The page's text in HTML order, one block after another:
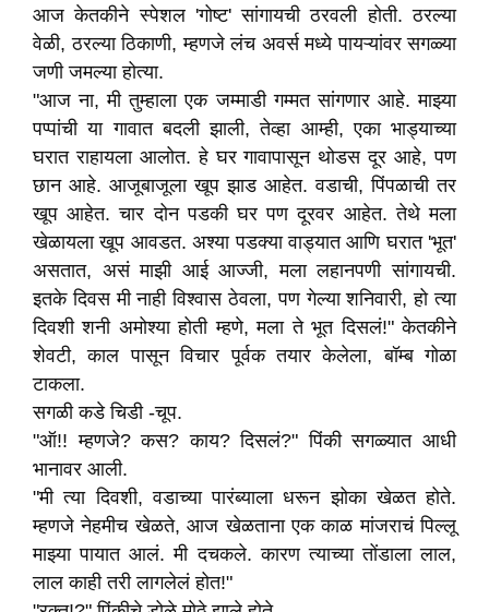
आज केतकीने स्पेशल 'गोष्ट' सांगायची ठरवली होती. ठरल्या
वेळी, ठरल्या ठिकाणी, म्हणजे लंच अवर्स मध्ये पायऱ्यांवर सगळ्या
जणी जमल्या होत्या.
"आज ना, मी तुम्हाला एक जम्माडी गम्मत सांगणार आहे. माझ्या
पप्पांची या गावात बदली झाली, तेव्हा आम्ही, एका भाड्याच्या
घरात राहायला आलोत. हे घर गावापासून थोडस दूर आहे, पण
छान आहे. आजूबाजूला खूप झाड आहेत. वडाची, पिंपळाची तर
खूप आहेत. चार दोन पडकी घर पण दूरवर आहेत. तेथे मला
खेळायला खूप आवडत. अश्या पडक्या वाड्यात आणि घरात 'भूत'
असतात, असं माझी आई आज्जी, मला लहानपणी सांगायची.
इतके दिवस मी नाही विश्वास ठेवला, पण गेल्या शनिवारी, हो त्या
दिवशी शनी अमोश्या होती म्हणे, मला ते भूत दिसलं!" केतकीने
शेवटी, काल पासून विचार पूर्वक तयार केलेला, बॉम्ब गोळा
टाकला.
सगळी कडे चिडी -चूप.
"ऑ!! म्हणजे? कस? काय? दिसलं?" पिंकी सगळ्यात आधी
भानावर आली.
"मी त्या दिवशी, वडाच्या पारंब्याला धरून झोका खेळत होते.
म्हणजे नेहमीच खेळते, आज खेळताना एक काळ मांजराचं पिल्लू
माझ्या पायात आलं. मी दचकले. कारण त्याच्या तोंडाला लाल,
लाल काही तरी लागलेलं होत!"